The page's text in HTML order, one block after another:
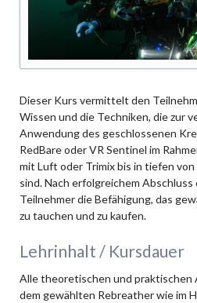
Dieser Kurs vermittelt den
Wissen und die Techniken, die zur
Anwendung des geschlossenen
RedBare oder VR Sentinel im
mit Luft oder Trimix bis in tiefen
sind. Nach erfolgreichem
Teilnehmer die Befähigung, das
zu tauchen und zu kaufen.
Lehrinhalt / Kursdauer
Alle theoretischen und praktischen
dem gewählten Rebreather wie im